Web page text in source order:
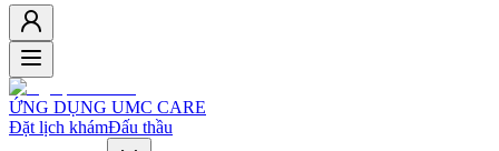
ỨNG DỤNG UMC CARE
Đặt lịch khámĐấu thầu